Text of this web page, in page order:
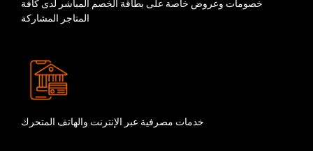
خصومات وعروض خاصة على بطاقة الخصم المباشر لدى كافة
المتاجر المشاركة
خدمات مصرفية عبر الإنترنت والهاتف المتحرك